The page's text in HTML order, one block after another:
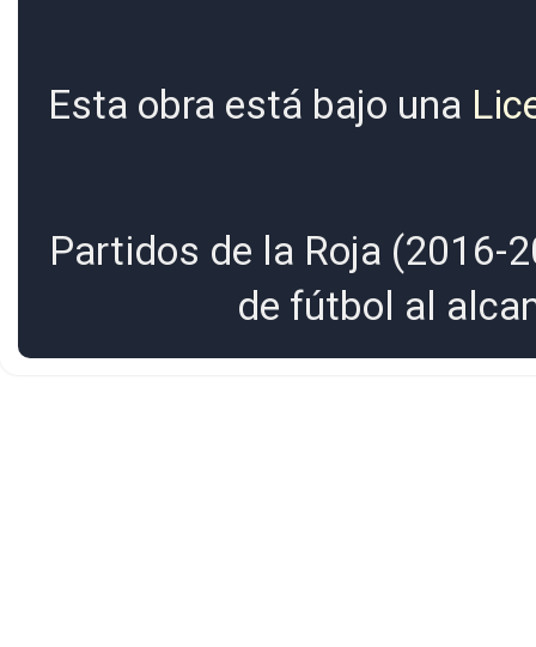
Esta obra está bajo una
Partidos de la Roja (2016-
de fútbol al